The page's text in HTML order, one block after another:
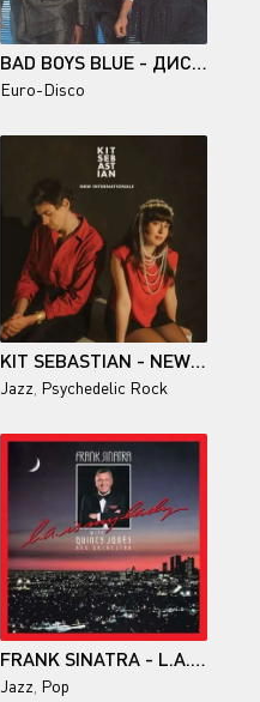
BAD BOYS BLUE - ДИСКОГРАФИЯ (1985-2015)
Euro-Disco
KIT SEBASTIAN - NEW INTERNATIONALE (2024)
Jazz Psychedelic Rock
FRANK SINATRA - L.A. IS MY LADY [DELUXE EDITION] (1984/2024)
Jazz Pop